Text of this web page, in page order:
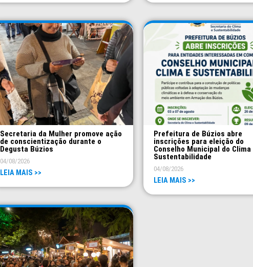
Secretaria da Mulher promove ação
de conscientização durante o
Degusta Búzios
04/08/2026
LEIA MAIS >>
Prefeitura de Búzios abre
inscrições para eleição do
Conselho Municipal do Clima
Sustentabilidade
04/08/2026
LEIA MAIS >>